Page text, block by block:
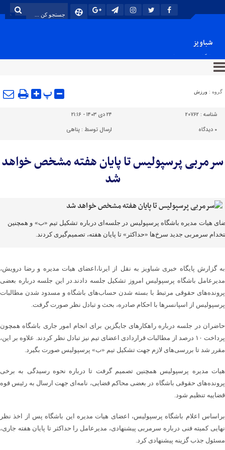
شباویز
گروه : ورزش پ
شناسه : 20762
۲۴ دی ۱۴۰۳ - ۲۱:۱۶
۰ دیدگاه ارسال توسط :پناهی
سرمربی پرسپولیس تا پایان هفته مشخص خواهد
شد
هیات مدیره باشگاه پرسپولیس در جلسه‌ای درباره تشکیل تیم «ب» و همچنین
سرمربی جدید سرخ‌ها «حداکثر» تا پایان هفته، تصمیم‌گیری کردند.
به گزارش پایگاه خبری شباویز به نقل از ایرنا،اعضای هیات مدیره و رضا درویش،
مدیرعامل باشگاه پرسپولیس امروز تشکیل جلسه دادند.در این جلسه درباره بعضی
پرونده‌های حقوقی مرتبط با بسته شدن حساب‌های باشگاه و مسدود شدن مطالبات
پرسپولیس از اسپانسرها با احکام صادره، بحث و تبادل نظر صورت گرفت.
حاضران در جلسه درباره راهکارهای جایگزین برای انجام امور جاری باشگاه همچون
پرداخت ۱۰ درصد از مطالبات قراردادی اعضای تیم نیز تبادل نظر کردند. علاوه بر این،
مقرر شد تا بررسی‌های لازم جهت تشکیل تیم «ب» پرسپولیس صورت بگیرد.
هیات مدیره پرسپولیس همچنین تصمیم گرفت تا درباره نحوه رسیدگی به برخی
پرونده‌های حقوقی باشگاه در بعضی محاکم قضایی، نامه‌ای جهت ارسال به رئیس قوه
قضاییه تنظیم شود.
براساس اعلام باشگاه پرسپولیس، اعضای هیات مدیره این باشگاه پس از اخذ نظر
نهایی کمیته فنی درباره سرمربی پیشنهادی، مدیرعامل را حداکثر تا پایان هفته جاری،
مسئول جذب گزینه پیشنهادی کرد.